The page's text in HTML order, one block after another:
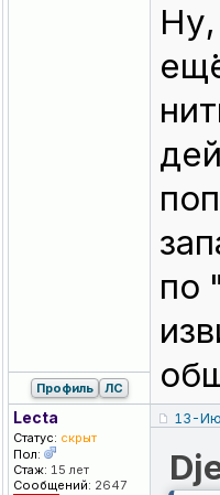
по
Профиль ЛС
Lecta
Статус: скрыт
Пол:
Стаж: 15 лет
Сообщений: 2647
13-